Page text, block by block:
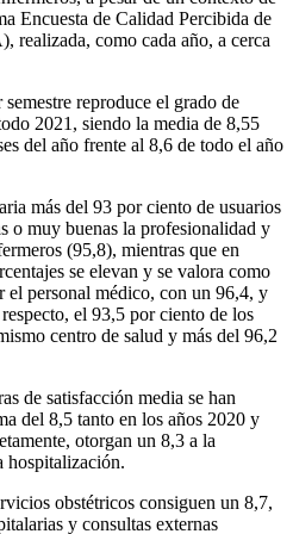
Encuesta de Calidad Percibida de
realizada, como cada año, a cerca
reproduce el grado de
2021, siendo la media de 8,55
del año frente al 8,6 de todo el año
más del 93 por ciento de usuarios
o muy buenas la profesionalidad y
(95,8), mientras que en
se elevan y se valora como
personal médico, con un 96,4, y
el 93,5 por ciento de los
centro de salud y más del 96,2
de satisfacción media se han
del 8,5 tanto en los años 2020 y
otorgan un 8,3 a la
hospitalización.
obstétricos consiguen un 8,7,
y consultas externas